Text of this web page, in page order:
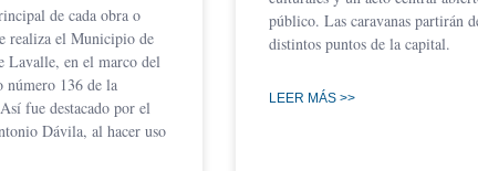
de cada obra o
realiza el Municipio de
Lavalle, en el marco del
número 136 de la
fue destacado por el
Dávila, al hacer uso
público. Las caravanas partirán
distintos puntos de la capital.
LEER MÁS >>